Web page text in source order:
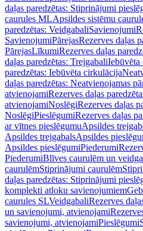
daļas paredzētas: Stiprinājumi
caurules MLApsildes sistēmu
paredzētas: VeidgabaliSavienojumi
SavienojumiPārejasRezerves daļas
PārejasLīkumiRezerves daļas
daļas paredzētas: TrejgabaliIebūvēta
paredzētas: Iebūvēta cirkulācija
daļas paredzētas: Neatvienojamas
atvienojamiRezerves daļas
atvienojamiNoslēgiRezerves daļas
NoslēgiPieslēgumiRezerves daļas
ar vītnes pieslēgumuApsildes
Apsildes trejgabalsApsildes
Apsildes pieslēgumiPiederumi
PiederumiBlīves caurulēm un
caurulēmStiprinājumi caurulēm
daļas paredzētas: Stiprinājumi
komplekti atloku savienojumiem
caurules SLVeidgabaliRezerves
un savienojumi, atvienojami
savienojumi, atvienojamiPieslēgumi